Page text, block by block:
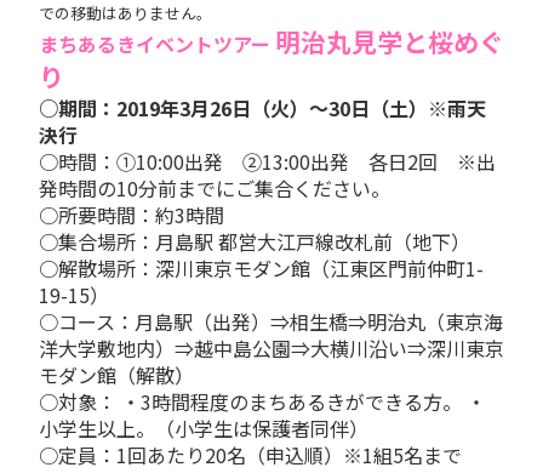
での移動はありません。
まちあるきイベントツアー 明治丸見学と桜めぐ
り
○期間：2019年3月26日（火）～30日（土）※雨天
決行
○時間：①10:00出発 ②13:00出発 各日2回 ※出
発時間の10分前までにご集合ください。
○所要時間：約3時間
○集合場所：月島駅 都営大江戸線改札前（地下）
○解散場所：深川東京モダン館（江東区門前仲町1-
19-15）
○コース：月島駅（出発）⇒相生橋⇒明治丸（東京海
洋大学敷地内）⇒越中島公園⇒大横川沿い⇒深川東京
モダン館（解散）
○対象： ・3時間程度のまちあるきができる方。 ・
小学生以上。（小学生は保護者同伴）
○定員：1回あたり20名（申込順）※1組5名まで